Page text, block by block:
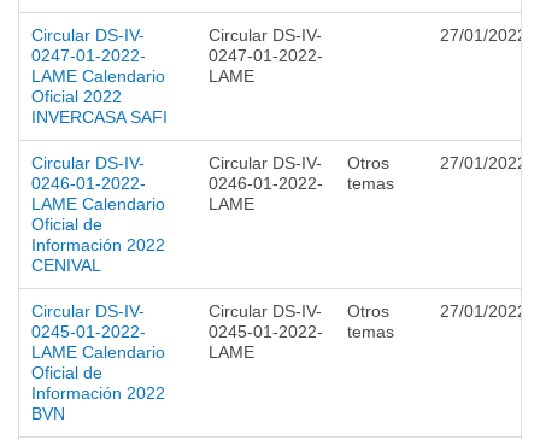
Circular DS-IV-
0247-01-2022-
LAME Calendario
Oficial 2022
INVERCASA SAFI
Circular DS-IV-
0247-01-2022-
LAME
27/01/2022
Circular DS-IV-
0246-01-2022-
LAME Calendario
Oficial de
Información 2022
CENIVAL
Circular DS-IV-
0246-01-2022-
LAME
Otros
temas
27/01/2022
Circular DS-IV-
0245-01-2022-
LAME Calendario
Oficial de
Información 2022
BVN
Circular DS-IV-
0245-01-2022-
LAME
Otros
temas
27/01/2022